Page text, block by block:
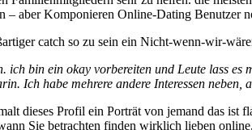
aber Komponieren Online-Dating Benutzer
catch so zu sein ein Nicht-wenn-wir-
bin ein okay vorbereiten und Leute lass
Ich habe mehrere andere Interessen neben,
dieses Profil ein Porträt von jemand das ist
Sie betrachten finden wirklich lieben